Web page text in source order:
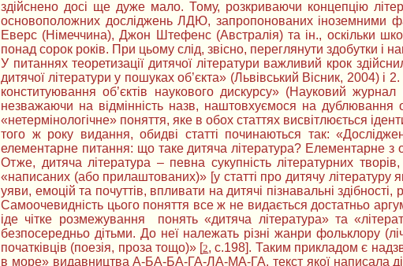
здійснено досі ще дуже мало. Тому, розкриваючи концепцію
основоположних досліджень ЛДЮ, запропонованих іноземними
Еверс (Німеччина), Джон Штефенс (Австралія) та ін., оскільки
понад сорок років. При цьому слід, звісно, переглянути здобутки і
У питаннях теоретизації дитячої літератури важливий крок
дитячої літератури у пошуках об’єкта» (Львівський Вісник, 2004) і
конституювання об’єктів наукового дискурсу» (Науковий
незважаючи на відмінність назв, наштовхуємося на дублювання
«нетермінологічне» поняття, яке в обох статтях висвітлюється
того ж року видання, обидві статті починаються так:
елементарне питання: що таке дитяча література? Елементарне з
Отже, дитяча література – певна сукупність літературних
«написаних (або прилаштованих)» [у статті про дитячу
уяви, емоцій та почуттів, впливати на дитячі пізнавальні
Самоочевидність цього поняття все ж не видається достатньо
іде чітке розмежування понять «дитяча література» та
безпосередньо дітьми. До неї належать різні жанри фольклору
початківців (поезія, проза тощо)» [2, с.198]. Таким прикладом є
в море» видавництва А-БА-БА-ГА-ЛА-МА-ГА, текст якої написала